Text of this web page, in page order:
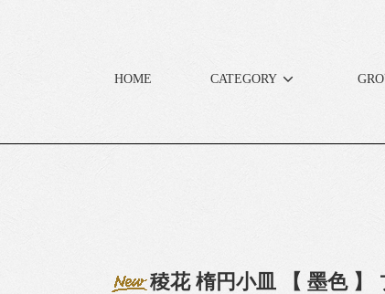
HOME CATEGORY
稜花 楕円小皿 【 墨色 】